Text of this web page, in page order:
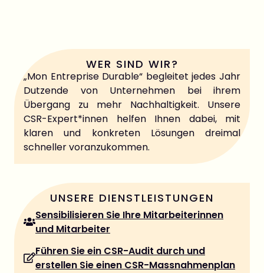
WER SIND WIR?
„Mon Entreprise Durable“ begleitet jedes Jahr
Dutzende von Unternehmen bei ihrem
Übergang zu mehr Nachhaltigkeit. Unsere
CSR-Expert*innen helfen Ihnen dabei, mit
klaren und konkreten Lösungen dreimal
schneller voranzukommen.
UNSERE DIENSTLEISTUNGEN
Sensibilisieren Sie Ihre Mitarbeiterinnen
und Mitarbeiter
Führen Sie ein CSR-Audit durch und
erstellen Sie einen CSR-Massnahmenplan